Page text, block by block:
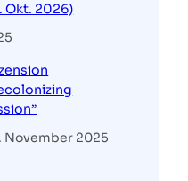
Okt. 2026)
November 2025